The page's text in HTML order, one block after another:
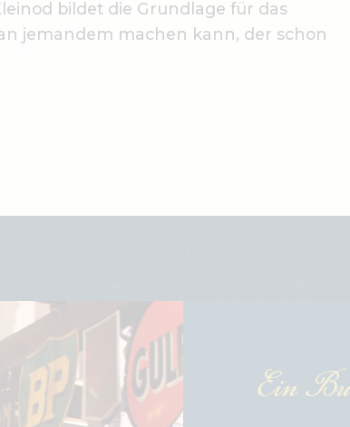
bildet die Grundlage für das
jemandem machen kann, der schon
Ein